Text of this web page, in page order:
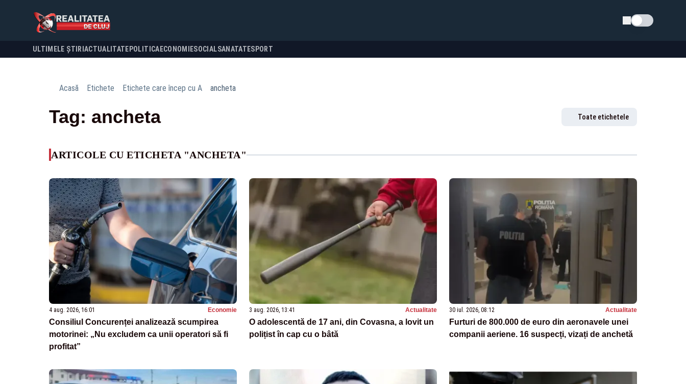
Schimba tema
ULTIMELE ȘTIRI ACTUALITATE POLITICA ECONOMIESOCIALSANATATESPORT
Acasă Etichete Etichete care încep cu A ancheta
Tag: ancheta Toate etichetele
ARTICOLE CU ETICHETA "ANCHETA"
4 aug. 2026, 16:01 Economie
Consiliul Concurenței analizează scumpirea
motorinei: „Nu excludem ca unii operatori să fi
profitat”
3 aug. 2026, 13:41 Actualitate
O adolescentă de 17 ani, din Covasna, a lovit un
polițist în cap cu o bâtă
30 iul. 2026, 08:12 Actualitate
Furturi de 800.000 de euro din aeronavele unei
companii aeriene. 16 suspecți, vizați de anchetă